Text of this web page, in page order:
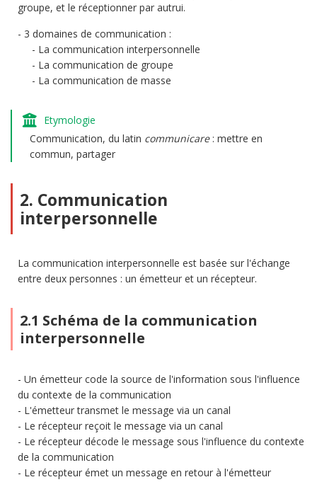
groupe, et le réceptionner par autrui.
3 domaines de communication :
La communication interpersonnelle
La communication de groupe
La communication de masse
Etymologie
Communication, du latin communicare: mettre en
commun, partager
2. Communication
interpersonnelle
La communication interpersonnelle est basée sur l'échange
entre deux personnes : un émetteur et un récepteur.
2.1 Schéma de la communication
interpersonnelle
Un émetteur code la source de l'information sous l'influence
du contexte de la communication
L'émetteur transmet le message via un canal
Le récepteur reçoit le message via un canal
Le récepteur décode le message sous l'influence du contexte
de la communication
Le récepteur émet un message en retour à l'émetteur